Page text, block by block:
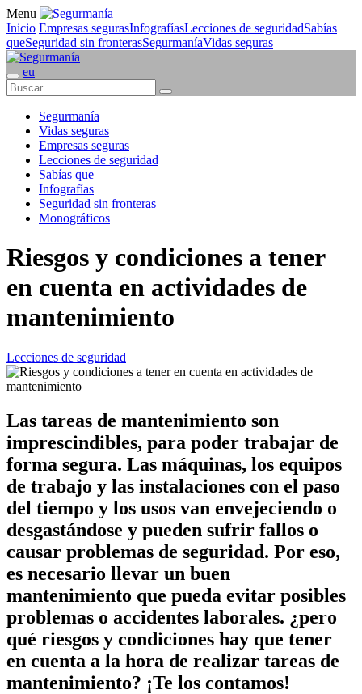
Menu
Inicio Empresas segurasInfografíasLecciones de seguridadSabías
queSeguridad sin fronterasSegurmaníaVidas seguras
eu
Segurmanía
Vidas seguras
Empresas seguras
Lecciones de seguridad
Sabías que
Infografías
Seguridad sin fronteras
Monográficos
Riesgos y condiciones a tener
en cuenta en actividades de
mantenimiento
Lecciones de seguridad
Las tareas de mantenimiento son
imprescindibles, para poder trabajar de
forma segura. Las máquinas, los equipos
de trabajo y las instalaciones con el paso
del tiempo y los usos van envejeciendo o
desgastándose y pueden sufrir fallos o
causar problemas de seguridad. Por eso,
es necesario llevar un buen
mantenimiento que pueda evitar posibles
problemas o accidentes laborales. ¿pero
qué riesgos y condiciones hay que tener
en cuenta a la hora de realizar tareas de
mantenimiento? ¡Te los contamos!